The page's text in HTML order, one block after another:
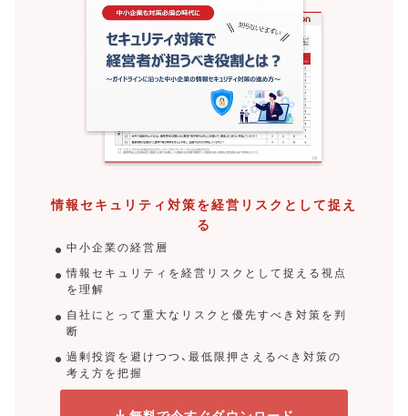
情報セキュリティ対策を経営リスクとして捉え
る
中小企業の経営層
情報セキュリティを経営リスクとして捉える視点
を理解
自社にとって重大なリスクと優先すべき対策を判
断
過剰投資を避けつつ、最低限押さえるべき対策の
考え方を把握